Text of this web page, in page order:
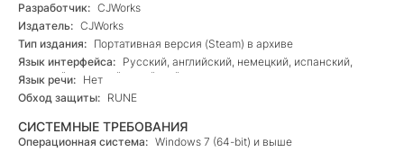
Разработчик: CJWorks
Издатель: CJWorks
Тип издания: Портативная версия (Steam) в архиве
Язык интерфейса: Русский, английский, немецкий, испанский,
турецкий, японский, китайский
Язык речи: Нет
Обход защиты: RUNE
СИСТЕМНЫЕ ТРЕБОВАНИЯ
Операционная система: Windows 7 (64-bit) и выше